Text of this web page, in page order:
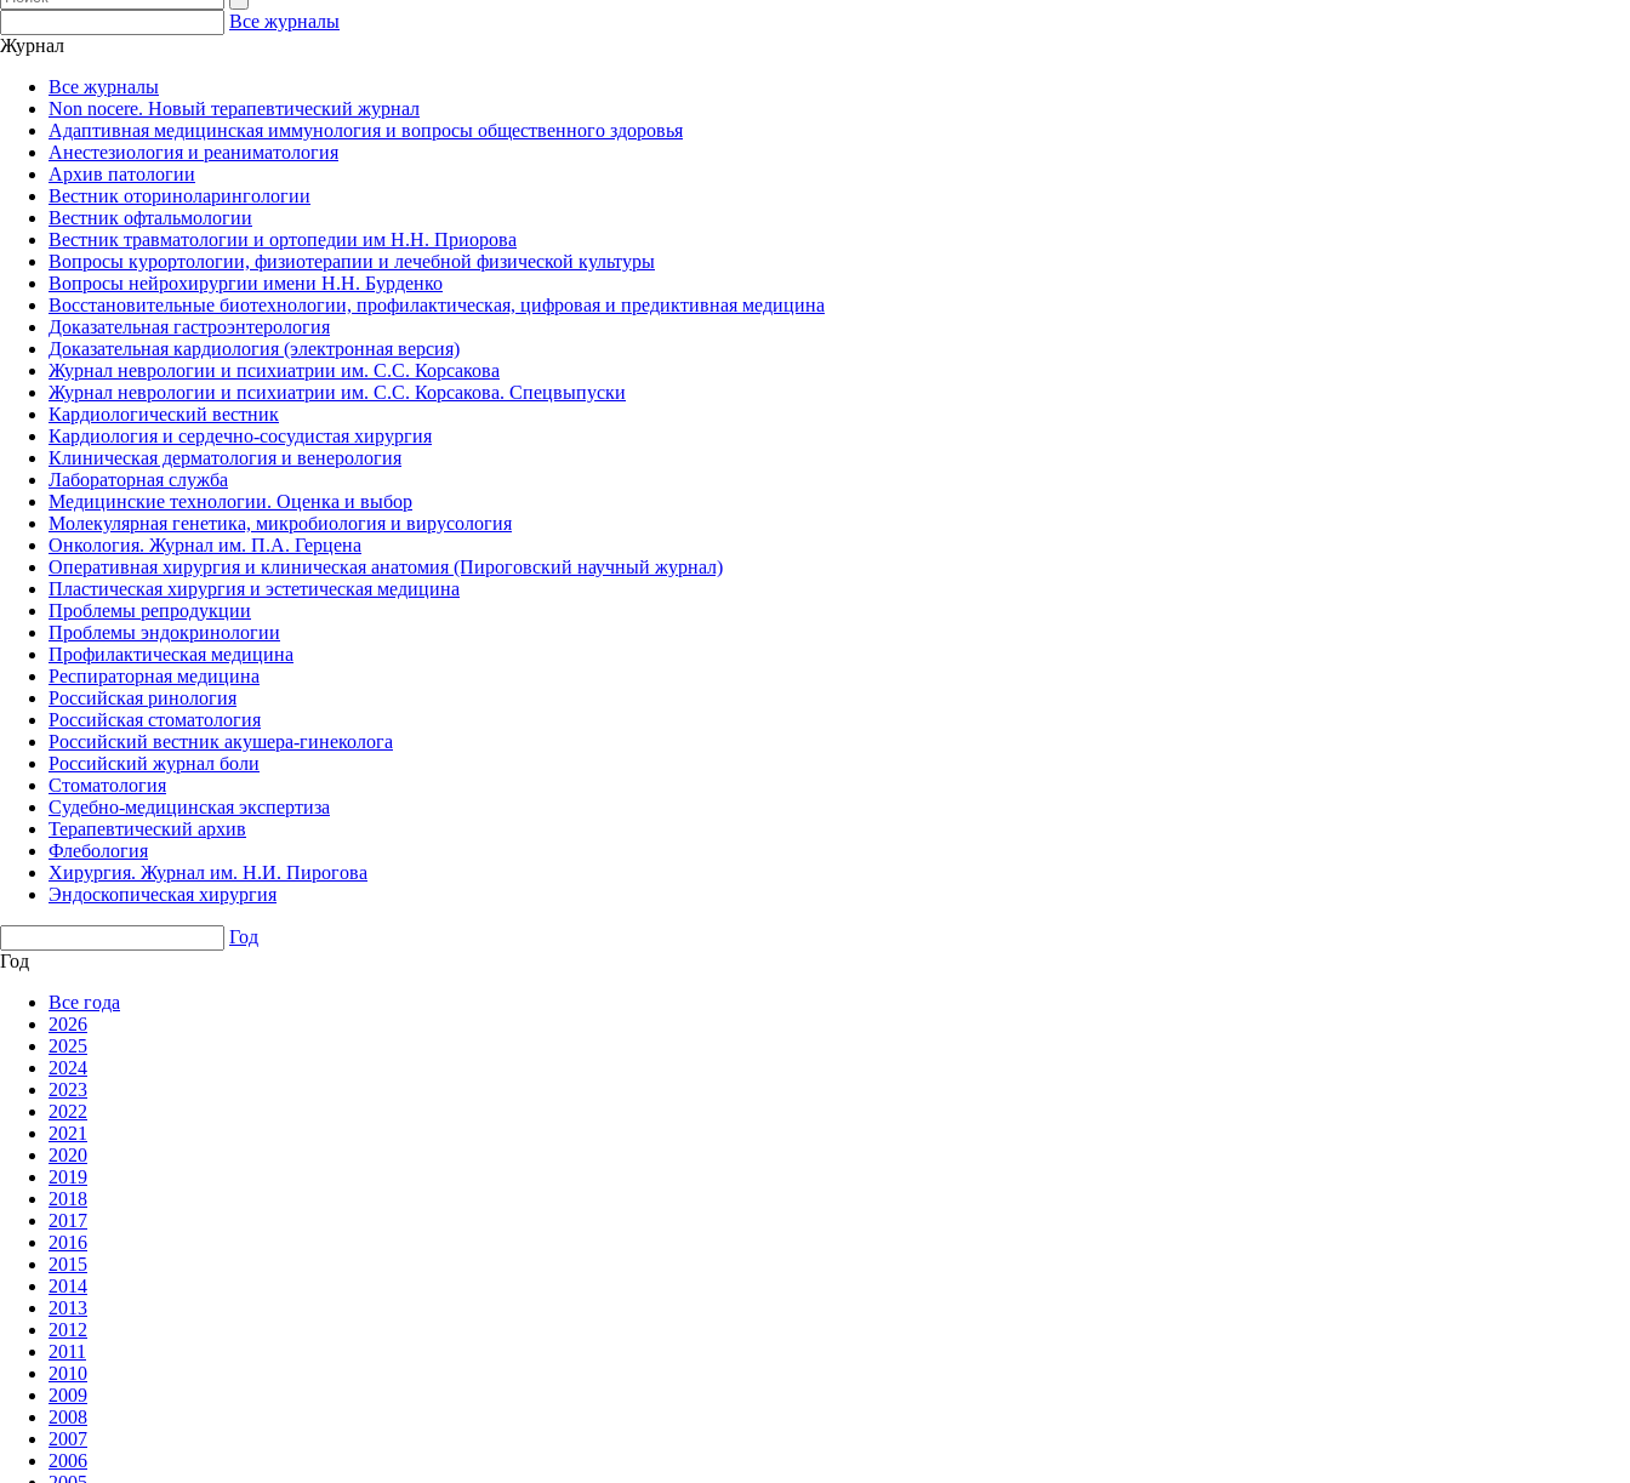
Все журналы
Журнал
Все журналы
Non nocere. Новый терапевтический журнал
Адаптивная медицинская иммунология и вопросы общественного здоровья
Анестезиология и реаниматология
Архив патологии
Вестник оториноларингологии
Вестник офтальмологии
Вестник травматологии и ортопедии им Н.Н. Приорова
Вопросы курортологии, физиотерапии и лечебной физической культуры
Вопросы нейрохирургии имени Н.Н. Бурденко
Восстановительные биотехнологии, профилактическая, цифровая и предиктивная медицина
Доказательная гастроэнтерология
Доказательная кардиология (электронная версия)
Журнал неврологии и психиатрии им. С.С. Корсакова
Журнал неврологии и психиатрии им. С.С. Корсакова. Спецвыпуски
Кардиологический вестник
Кардиология и сердечно-сосудистая хирургия
Клиническая дерматология и венерология
Лабораторная служба
Медицинские технологии. Оценка и выбор
Молекулярная генетика, микробиология и вирусология
Онкология. Журнал им. П.А. Герцена
Оперативная хирургия и клиническая анатомия (Пироговский научный журнал)
Пластическая хирургия и эстетическая медицина
Проблемы репродукции
Проблемы эндокринологии
Профилактическая медицина
Респираторная медицина
Российская ринология
Российская стоматология
Российский вестник акушера-гинеколога
Российский журнал боли
Стоматология
Судебно-медицинская экспертиза
Терапевтический архив
Флебология
Хирургия. Журнал им. Н.И. Пирогова
Эндоскопическая хирургия
Год
Год
Все года
2026
2025
2024
2023
2022
2021
2020
2019
2018
2017
2016
2015
2014
2013
2012
2011
2010
2009
2008
2007
2006